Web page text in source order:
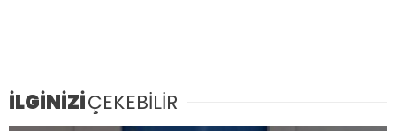
İLGİNİZİÇEKEBİLİR